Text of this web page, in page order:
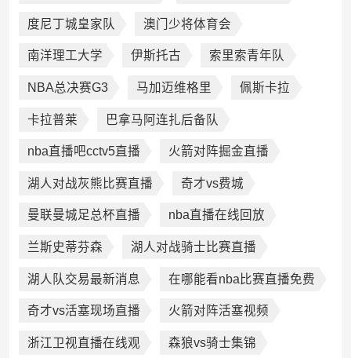
度尼丁城皇家队 澳门少将体育会
南洋理工大学 伊斯托古 索里索青年队
NBA总决赛G3 马加迈维格里 佩斯卡拉
卡拉普莱 巴拿马阿连扎后备队
nba直播吧cctv5直播 火箭对阵掘金直播
湖人对战灰熊比赛直播 奇才vs费城
曼联曼城足总杯直播 nba直播在线回放
兰斯史蒂芬森 湖人对战骑士比赛直播
湖人队交易最新消息 在哪能看nba比赛直播免费
奇才vs活塞现场直播 火箭对阵活塞视频
浙江卫视直播在线观 森狼vs骑士集锦